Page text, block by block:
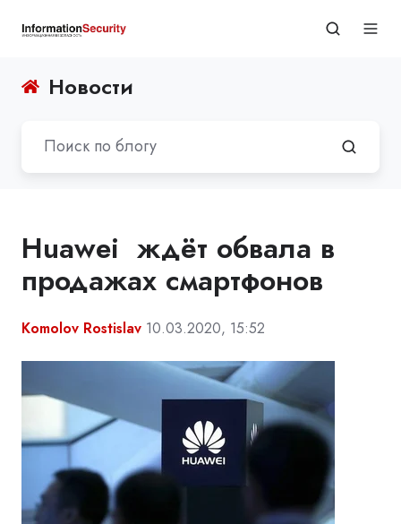
Новости
Huawei ждёт обвала в
продажах смартфонов
Komolov Rostislav 10.03.2020, 15:52